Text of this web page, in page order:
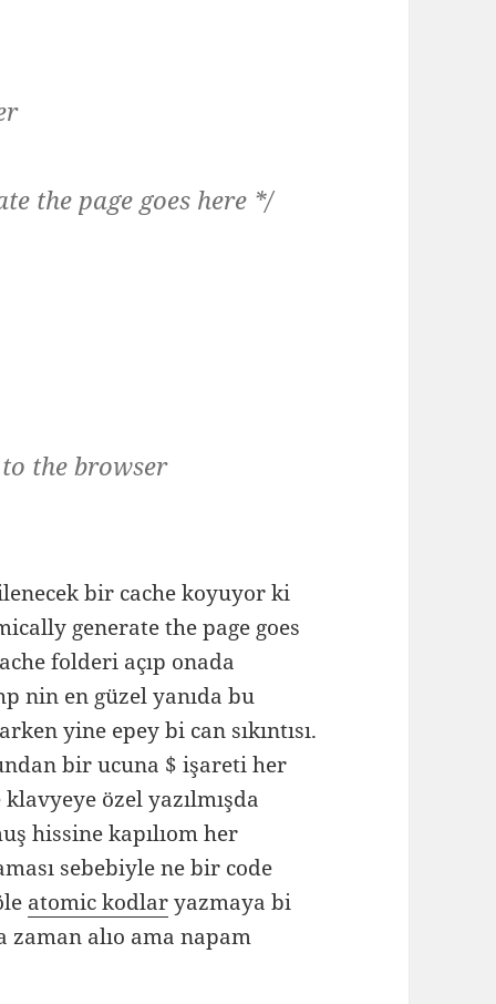
the page goes here */
the browser
bir cache koyuyor ki
generate the page goes
folderi açıp onada
nin en güzel yanıda bu
yine epey bi can sıkıntısı.
bir ucuna $ işareti her
özel yazılmışda
hissine kapılıom her
sebebiyle ne bir code
atomic kodlaryazmaya bi
alıo ama napam